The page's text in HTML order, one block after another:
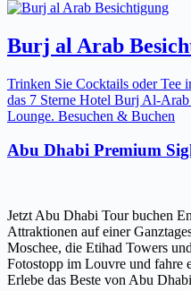
Burj al Arab
Trinken Sie Cocktails oder Tee
das 7 Sterne Hotel Burj Al-
Lounge. Besuchen & Buchen
Abu Dhabi Premium
Jetzt Abu Dhabi Tour buchen
Attraktionen auf einer
Moschee, die Etihad Towers
Fotostopp im Louvre und fahre
Erlebe das Beste von Abu